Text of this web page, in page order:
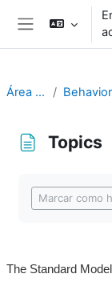
Salta al contenido
Panel lateral
Área personal
Topics
Marcar como
The Standard